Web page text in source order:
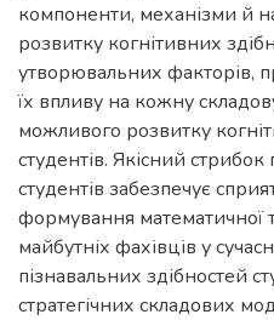
компоненти, механізми й
розвитку когнітивних
утворювальних факторів,
їх впливу на кожну
можливого розвитку
студентів. Якісний
студентів забезпечує
формування математичної
майбутніх фахівців у
пізнавальних здібностей
стратегічних складових